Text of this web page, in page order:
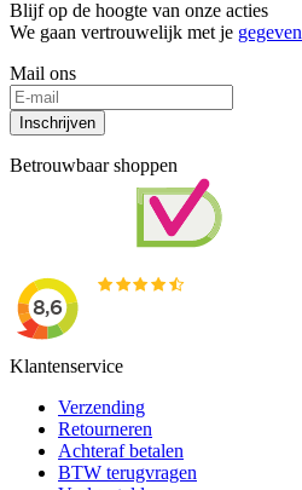
Blijf op de hoogte van onze acties
We gaan vertrouwelijk met je
Mail ons
Inschrijven
Betrouwbaar shoppen
Klantenservice
Verzending
Retourneren
Achteraf betalen
BTW terugvragen